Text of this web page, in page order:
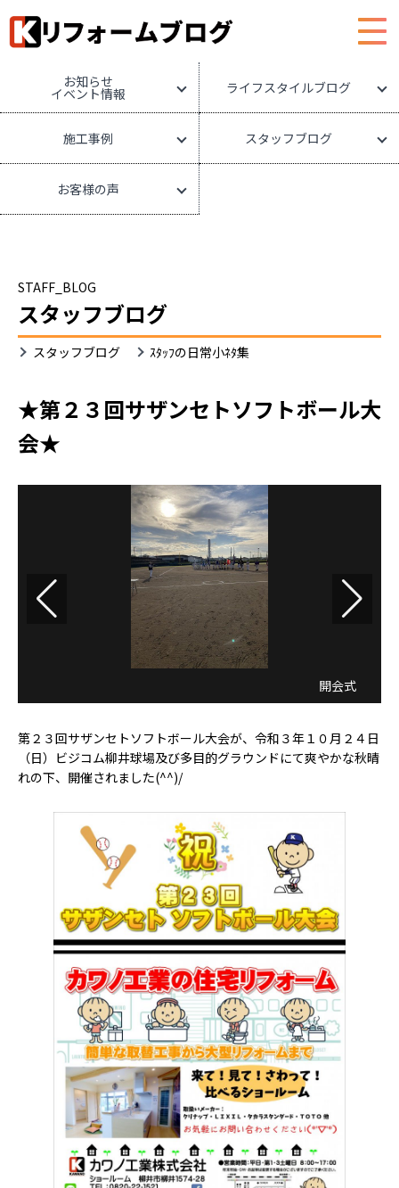
お知らせ
イベント情報 ライフスタイルブログ
施工事例 スタッフブログ
お客様の声
STAFF_BLOG
スタッフブログ
スタッフブログ ｽﾀｯﾌの日常小ﾈﾀ集
★第２３回サザンセトソフトボール大
会★
開会式
第２３回サザンセトソフトボール大会が、令和３年１０月２４日
（日）ビジコム柳井球場及び多目的グラウンドにて爽やかな秋晴
れの下、開催されました(^^)/